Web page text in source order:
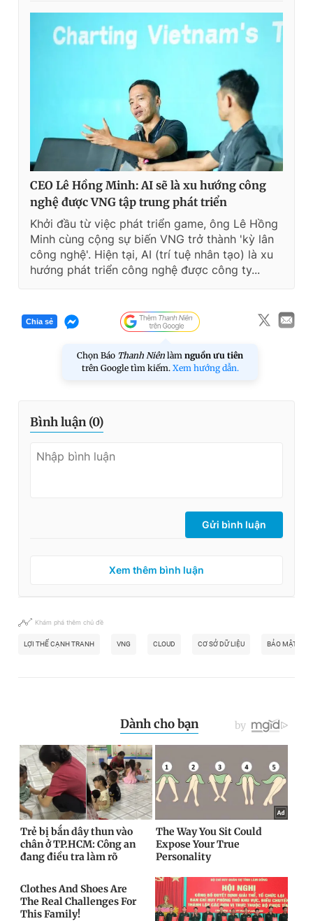
CEO Lê Hồng Minh: AI sẽ là xu hướng công
nghệ được VNG tập trung phát triển
Khởi đầu từ việc phát triển game, ông Lê Hồng
Minh cùng cộng sự biến VNG trở thành 'kỳ lân
công nghệ'. Hiện tại, AI (trí tuệ nhân tạo) là xu
hướng phát triển công nghệ được công ty...
Chia sẻ
Chọn Báo Thanh Niên làm nguồn ưu tiên
trên Google tìm kiếm. Xem hướng dẫn.
Bình luận (0)
Gửi bình luận
Xem thêm bình luận
Khám phá thêm chủ đề
LỢI THẾ CẠNH TRANH VNG CLOUD CƠ SỞ DỮ LIỆU BẢO MẬT